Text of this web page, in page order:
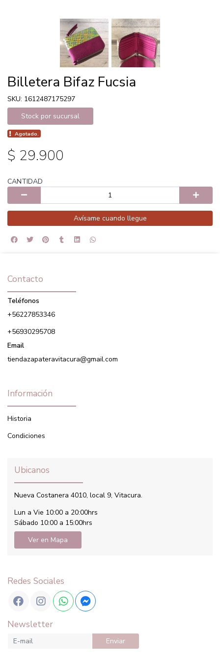
Billetera Bifaz Fucsia
SKU: 1612487175297
Stock por sucursal
Agotado.
$ 29.900
CANTIDAD
Avísame cuando llegue
Contacto
Teléfonos
+56227853346
+56930295708
Email
tiendazapateravitacura@gmail.com
Información
Historia
Condiciones
Ubicanos
Nueva Costanera 4010, local 9, Vitacura.
Lun a Vie 10:00 a 20:00hrs
Sábado 10:00 a 15:00hrs
Ver en Mapa
Redes Sociales
Newsletter
Enviar